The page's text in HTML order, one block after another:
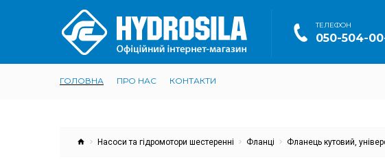
ТEЛЕФОН
050-504-
ГОЛОВНА ПРО НАС КОНТАКТИ
Насоси та гідромотори шестеренні Фланці Фланець кутовий,